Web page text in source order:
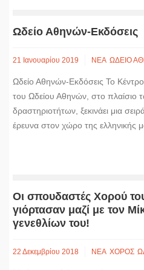
Ωδείο Αθηνών-Εκδόσεις
21 Ιανουαρίου 2019 ΝΕΑ ΩΔΕΙΟ
Ωδείο Αθηνών-Εκδόσεις Το
του Ωδείου Αθηνών, στο πλαίσιο
δραστηριοτήτων, ξεκινάει μια
έρευνα στον χώρο της ελληνικής
Οι σπουδαστές Χορού
γιόρτασαν μαζί με τον
γενεθλίων του!
22 Δεκεμβρίου 2018 ΝΕΑ ΧΟΡΟΣ